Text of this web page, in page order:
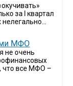
за I квартал
МФО
не очень
что все МФО –